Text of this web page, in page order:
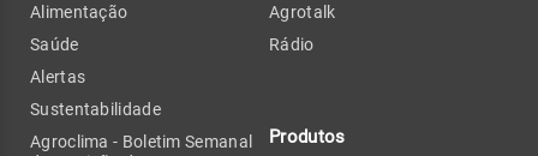
Alimentação
Saúde
Alertas
Sustentabilidade
Agroclima - Boletim Semanal
Agrotalk
Rádio
Produtos